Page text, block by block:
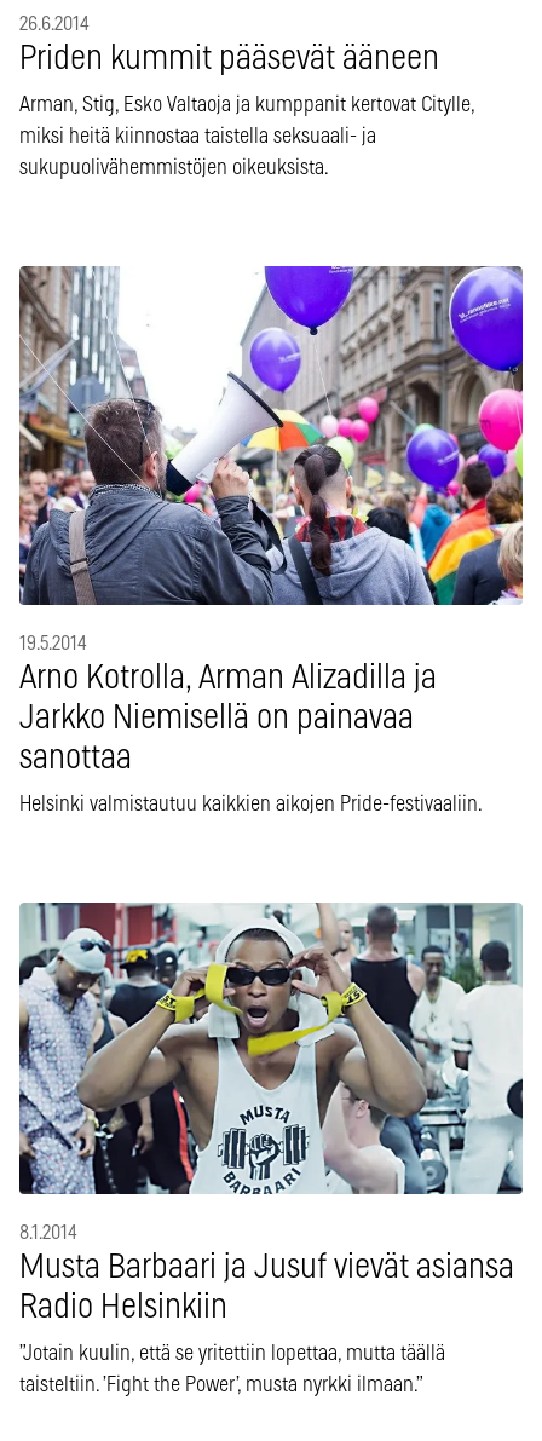
26.6.2014
Priden kummit pääsevät ääneen
Arman, Stig, Esko Valtaoja ja kumppanit kertovat Citylle,
miksi heitä kiinnostaa taistella seksuaali- ja
sukupuolivähemmistöjen oikeuksista.
19.5.2014
Arno Kotrolla, Arman Alizadilla ja
Jarkko Niemisellä on painavaa
sanottaa
Helsinki valmistautuu kaikkien aikojen Pride-festivaaliin.
8.1.2014
Musta Barbaari ja Jusuf vievät asiansa
Radio Helsinkiin
”Jotain kuulin, että se yritettiin lopettaa, mutta täällä
taisteltiin. ’Fight the Power’, musta nyrkki ilmaan.”